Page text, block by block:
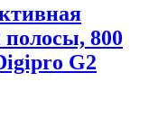
полосы, 800
G2